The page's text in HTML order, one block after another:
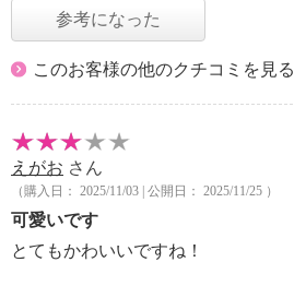
参考になった
このお客様の他のクチコミを見る
えがお さん
（購入日： 2025/11/03 | 公開日： 2025/11/25 ）
可愛いです
とてもかわいいですね！